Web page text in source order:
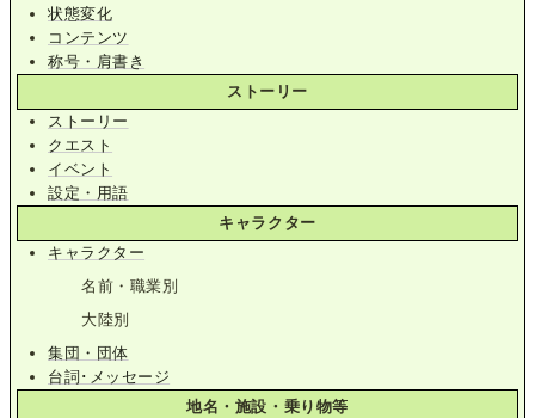
状態変化
コンテンツ
称号・肩書き
ストーリー
ストーリー
クエスト
イベント
設定・用語
キャラクター
キャラクター
名前・職業別
大陸別
集団・団体
台詞･メッセージ
地名・施設・乗り物等